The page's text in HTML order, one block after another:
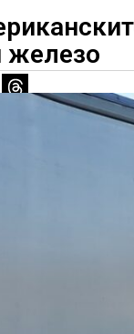
железо